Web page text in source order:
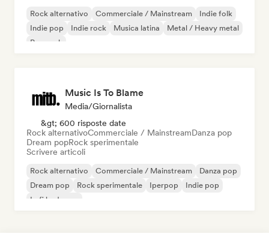
Rock alternativo Commerciale / Mainstream
Indie folk
Indie pop
Indie rock Musica latina
Metal / Heavy metal
Pop rock
Music Is To Blame
Media/Giornalista
&gt; 600 risposte date
Rock alternativoCommerciale / MainstreamDanza pop
Dream popRock sperimentale
Scrivere articoli
Rock alternativo Commerciale / Mainstream
Danza pop
Dream pop
Rock sperimentale Iperpop
Indie pop
Lofi bedroom